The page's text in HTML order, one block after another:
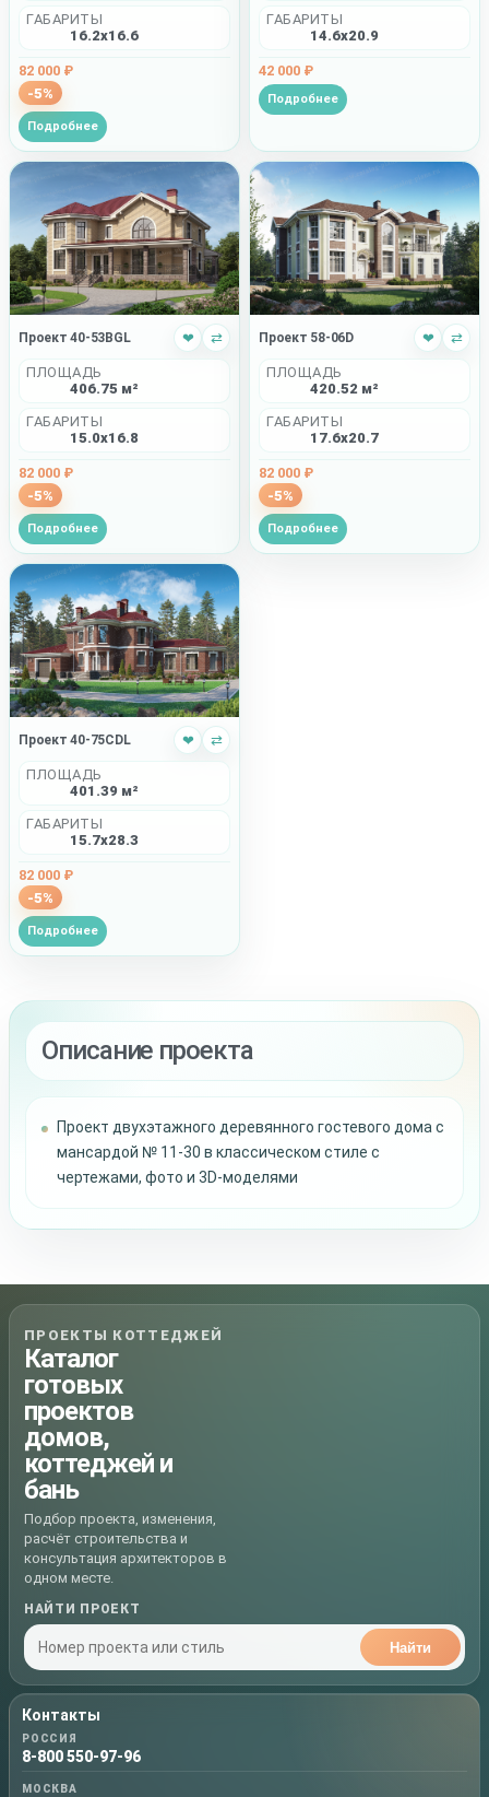
ГАБАРИТЫ
16.2x16.6
82 000 ₽
-5%
Подробнее
ГАБАРИТЫ
14.6x20.9
42 000 ₽
Подробнее
Проект 40-53BGL ❤ ⇄
ПЛОЩАДЬ
406.75 м²
ГАБАРИТЫ
15.0x16.8
82 000 ₽
-5%
Подробнее
Проект 58-06D ❤ ⇄
ПЛОЩАДЬ
420.52 м²
ГАБАРИТЫ
17.6x20.7
82 000 ₽
-5%
Подробнее
Проект 40-75CDL ❤ ⇄
ПЛОЩАДЬ
401.39 м²
ГАБАРИТЫ
15.7x28.3
82 000 ₽
-5%
Подробнее
Описание проекта
Проект двухэтажного деревянного гостевого дома с
мансардой № 11-30 в классическом стиле с
чертежами, фото и 3D-моделями
ПРОЕКТЫ КОТТЕДЖЕЙ
Каталог
готовых
проектов
домов,
коттеджей и
бань
Подбор проекта, изменения,
расчёт строительства и
консультация архитекторов в
одном месте.
НАЙТИ ПРОЕКТ
Найти
Контакты
РОССИЯ
8-800 550-97-96
МОСКВА